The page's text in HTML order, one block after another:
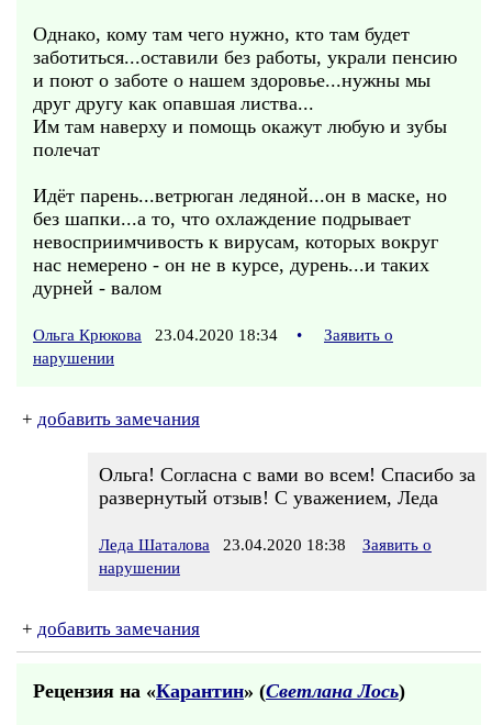
Однако, кому там чего нужно, кто там будет
заботиться...оставили без работы, украли пенсию
и поют о заботе о нашем здоровье...нужны мы
друг другу как опавшая листва...
Им там наверху и помощь окажут любую и зубы
полечат
Идёт парень...ветрюган ледяной...он в маске, но
без шапки...а то, что охлаждение подрывает
невосприимчивость к вирусам, которых вокруг
нас немерено - он не в курсе, дурень...и таких
дурней - валом
Ольга Крюкова 23.04.2020 18:34 •
Заявить о
нарушении
+ добавить замечания
Ольга! Согласна с вами во всем! Спасибо за
развернутый отзыв! С уважением, Леда
Леда Шаталова 23.04.2020 18:38
Заявить о
нарушении
+ добавить замечания
Рецензия на «Карантин» (Светлана Лось)